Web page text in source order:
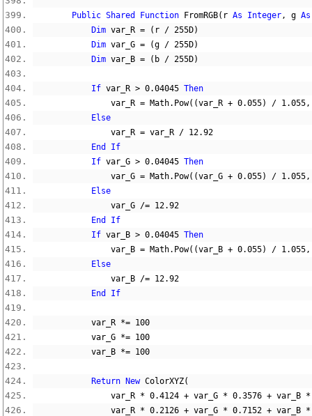
Public Shared Function FromRGB( r As Integer, g As
Dim var_R = ( r / 255D)
Dim var_G = (g / 255D)
Dim var_B = ( b / 255D)
If var_R > 0.04045 Then
                var_R
= Math. Pow((var_R + 0.055) / 1.055,
Else
                var_R
= var_R / 12.92
End
If
If var_G > 0.04045 Then
                var_G
= Math. Pow((var_G + 0.055) / 1.055,
Else
                var_G
/= 12.92
End
If
If var_B > 0.04045 Then
                var_B
= Math. Pow((var_B + 0.055) / 1.055,
Else
                var_B
/= 12.92
End
If
            var_R
*= 100
            var_G
*= 100
            var_B
*= 100
Return New ColorXYZ(
                var_R
* 0.4124 + var_G * 0.3576 + var_B *
                var_R
* 0.2126 + var_G * 0.7152 + var_B *